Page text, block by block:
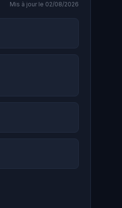
Mis à jour le 02/08/2026